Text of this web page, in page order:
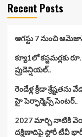
Recent Posts
ఆగస్టు 7 నుంచి
క్యూ1లో కస్టమర్లకు
ప్రుడెన్షియల్..
రెండేళ్ల క్రీడా
హై పెర్ఫార్మెన్స్ సెంటర్..
2027 మార్చి నాటికి
దక్షిణాదిపై స్టోరీ టీవీ భారీ